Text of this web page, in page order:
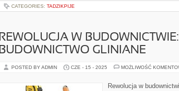
CATEGORIES: TADZIKPIJE
REWOLUCJA W BUDOWNICTWIE:
BUDOWNICTWO GLINIANE
POSTED BY ADMIN CZE - 15 - 2025 MOŻLIWOŚĆ
Rewolucja w